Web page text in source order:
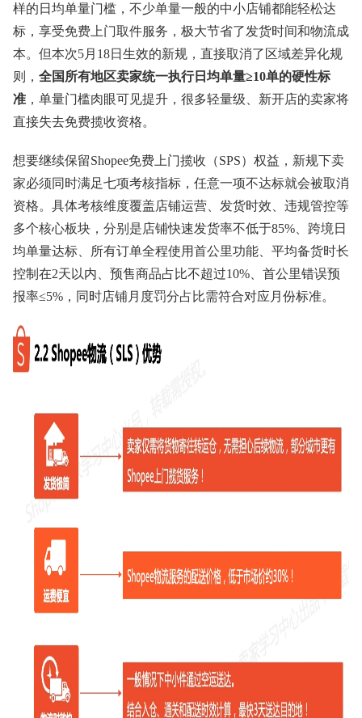
样的日均单量门槛，不少单量一般的中小店铺都能轻松达
标，享受免费上门取件服务，极大节省了发货时间和物流成
本。但本次5月18日生效的新规，直接取消了区域差异化规
则， 全国所有地区卖家统一执行日均单量≥10单的硬性标
准 ，单量门槛肉眼可见提升，很多轻量级、新开店的卖家将
直接失去免费揽收资格。
想要继续保留Shopee免费上门揽收（SPS）权益，新规下卖
家必须同时满足七项考核指标，任意一项不达标就会被取消
资格。具体考核维度覆盖店铺运营、发货时效、违规管控等
多个核心板块，分别是店铺快速发货率不低于85%、跨境日
均单量达标、所有订单全程使用首公里功能、平均备货时长
控制在2天以内、预售商品占比不超过10%、首公里错误预
报率≤5%，同时店铺月度罚分占比需符合对应月份标准。